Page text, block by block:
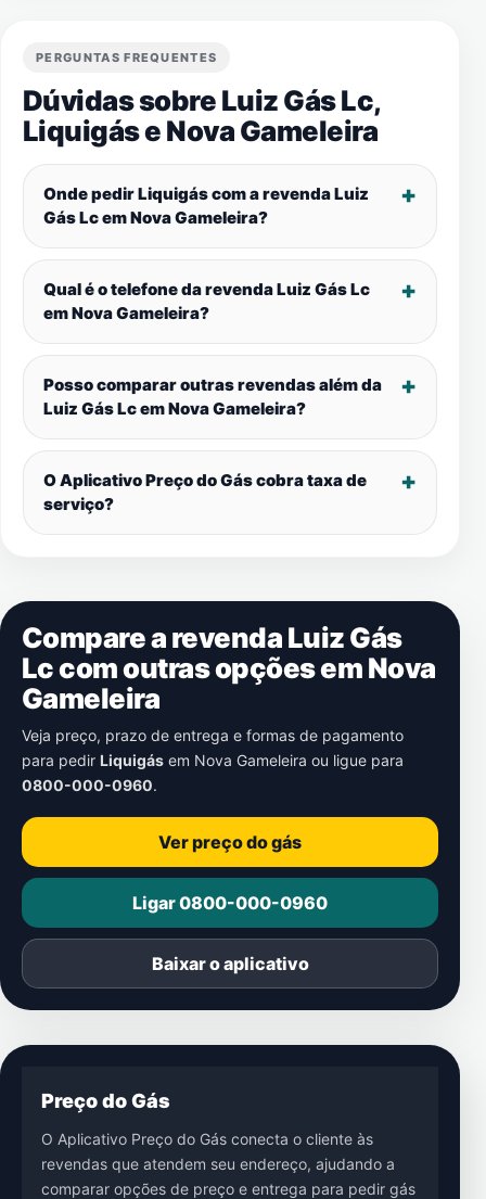
PERGUNTAS FREQUENTES
Dúvidas sobre Luiz Gás Lc,
Liquigás eNova Gameleira
Onde pedir Liquigás com a revenda Luiz
Gás Lc emNova Gameleira?
Qual é o telefone da revenda Luiz Gás Lc
emNova Gameleira?
Posso comparar outras revendas além da
Luiz Gás Lc emNova Gameleira?
O Aplicativo Preço do Gás cobra taxa de
serviço?
Compare a revenda Luiz Gás
Lc com outras opções emNova
Gameleira
Veja preço, prazo de entrega e formas de pagamento
para pedir Liquigás em Nova Gameleira ou ligue para
0800-000-0960.
Ver preço do gás
Ligar 0800-000-0960
Baixar o aplicativo
Preço do Gás
O Aplicativo Preço do Gás conecta o cliente às
revendas que atendem seu endereço, ajudando a
comparar opções de preço e entrega para pedir gás